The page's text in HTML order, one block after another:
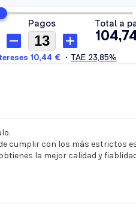
cumplir con los más estrictos
la mejor calidad y